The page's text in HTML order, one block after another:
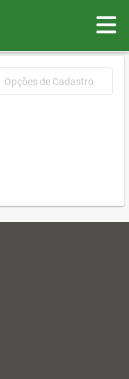
Opções de Cadastro